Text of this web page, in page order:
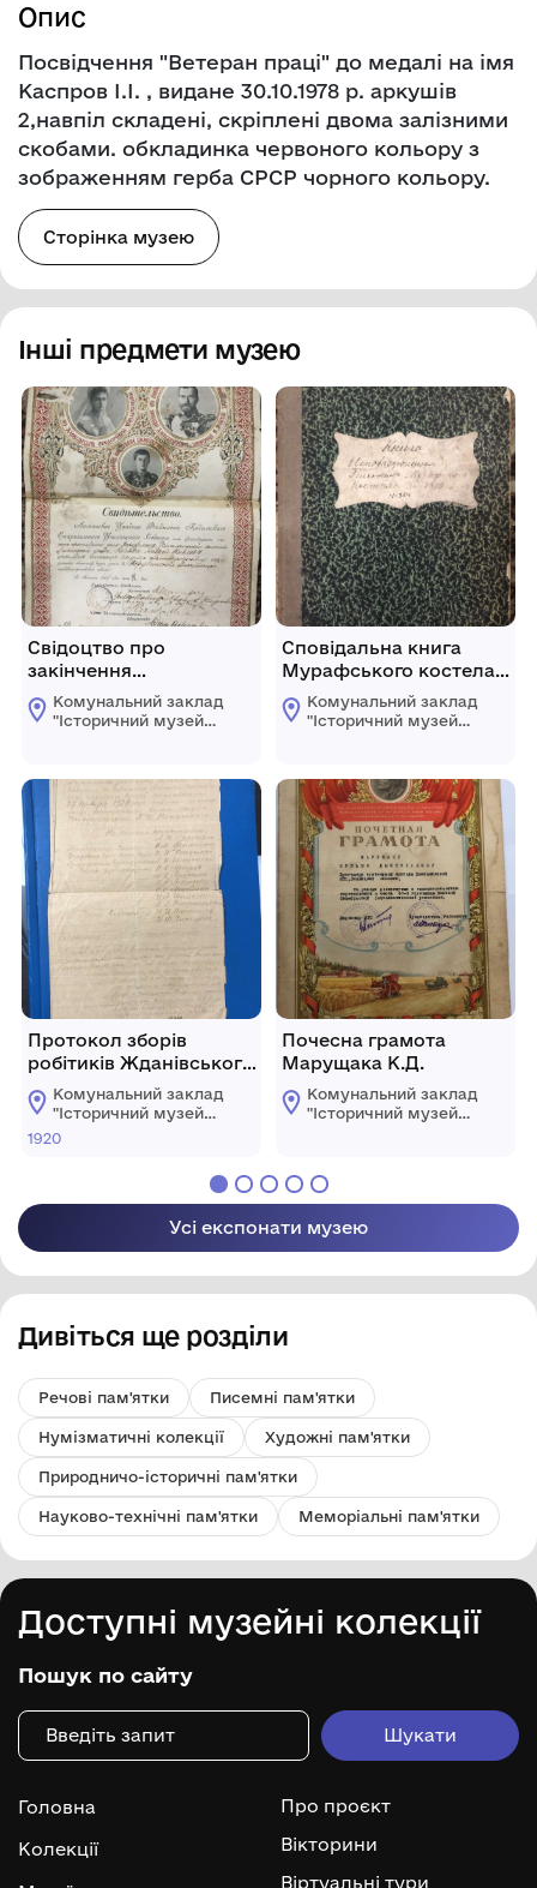
Опис
Посвідчення "Ветеран праці" до медалі на імя
Каспров І.І. , видане 30.10.1978 р. аркушів
2,навпіл складені, скріплені двома залізними
скобами. обкладинка червоного кольору з
зображенням герба СРСР чорного кольору.
Сторінка музею
Інші предмети музею
Свідоцтво про
закінчення
Порубинської ЦПШ в
1914 р.Колядою А.П.
Комунальний заклад
"Історичний музей
міської ради
Протокол зборів
робітиків Жданівського
сахзаводу.
Комунальний заклад
"Історичний музей
м.Хмільник"
1920
Сповідальна книга
Мурафського костела
за 1890 р.
Комунальний заклад
"Історичний музей
міської ради
Почесна грамота
Марущака К.Д.
Комунальний заклад
"Історичний музей
Усі експонати музею
Дивіться ще розділи
Речові пам'ятки Писемні пам'ятки
Нумізматичні колекції Художні пам'ятки
Природничо-історичні пам'ятки
Науково-технічні пам'ятки Меморіальні пам'ятки
Доступні музейні колекції
Пошук по сайту
Головна
Колекції
Про проєкт
Вікторини
Віртуальні тури